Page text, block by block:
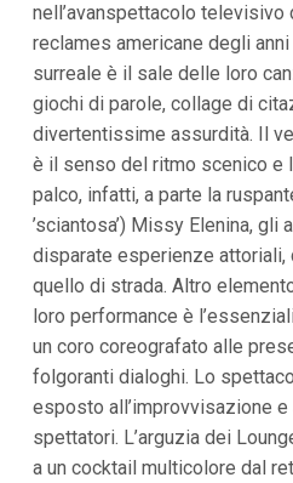
c
i
a
l
e
V
a
i
i
n
f
n
d
nell’avanspettacolo televisivo
reclames americane degli
surreale è il sale delle loro
giochi di parole, collage di
divertentissime assurdità. Il
è il senso del ritmo scenico e
palco, infatti, a parte la
’sciantosa’) Missy Elenina, gli
disparate esperienze attoriali,
quello di strada. Altro
loro performance è
un coro coreografato alle
folgoranti dialoghi. Lo
esposto all’improvvisazione
spettatori. L’arguzia dei
a un cocktail multicolore dal